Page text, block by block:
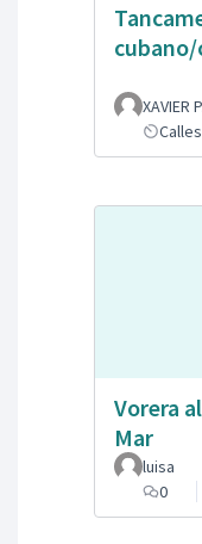
XAVIER
Vorera
Mar
luisa
0